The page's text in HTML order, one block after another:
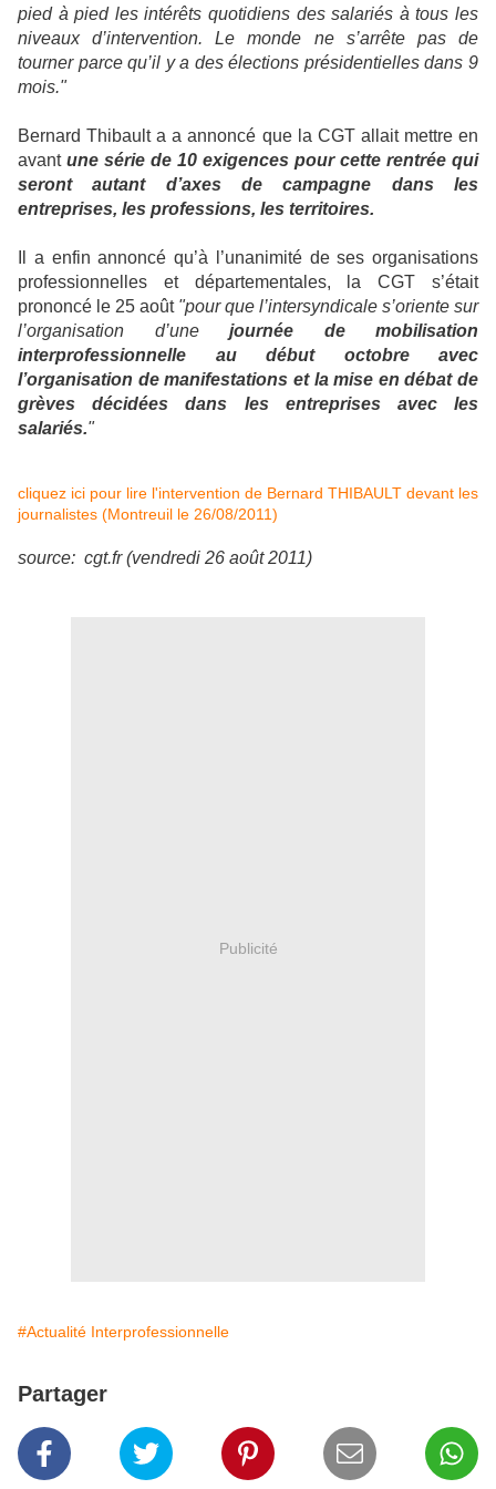
pied à pied les intérêts quotidiens des salariés à tous les
niveaux d’intervention. Le monde ne s’arrête pas de
tourner parce qu’il y a des élections présidentielles dans 9
mois."
Bernard Thibault a a annoncé que la CGT allait mettre en
avant une série de 10 exigences pour cette rentrée qui
seront autant d’axes de campagne dans les
entreprises, les professions, les territoires.
Il a enfin annoncé qu’à l’unanimité de ses organisations
professionnelles et départementales, la CGT s’était
prononcé le 25 août "pour que l’intersyndicale s’oriente sur
l’organisation d’une journée de mobilisation
interprofessionnelle au début octobre avec
l’organisation de manifestations et la mise en débat de
grèves décidées dans les entreprises avec les
salariés."
cliquez ici pour lire l'intervention de Bernard THIBAULT devant les
journalistes (Montreuil le 26/08/2011)
source: cgt.fr (vendredi 26 août 2011)
Publicité
#Actualité Interprofessionnelle
Partager